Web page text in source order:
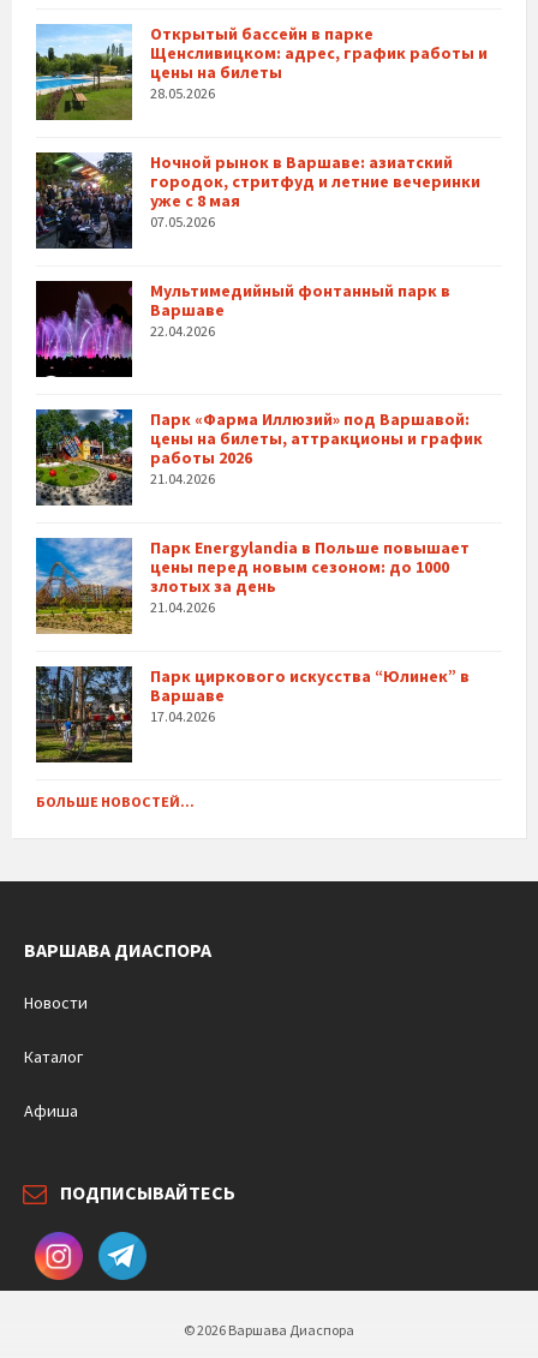
Открытый бассейн в парке
Щенсливицком: адрес, график работы и
цены на билеты
28.05.2026
Ночной рынок в Варшаве: азиатский
городок, стритфуд и летние вечеринки
уже с 8 мая
07.05.2026
Мультимедийный фонтанный парк в
Варшаве
22.04.2026
Парк «Фарма Иллюзий» под Варшавой:
цены на билеты, аттракционы и график
работы 2026
21.04.2026
Парк Energylandia в Польше повышает
цены перед новым сезоном: до 1000
злотых за день
21.04.2026
Парк циркового искусства “Юлинек” в
Варшаве
17.04.2026
БОЛЬШЕ НОВОСТЕЙ...
ВАРШАВА ДИАСПОРА
Новости
Каталог
Афиша
ПОДПИСЫВАЙТЕСЬ
© 2026 Варшава Диаспора